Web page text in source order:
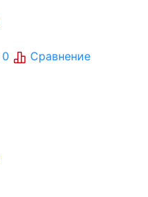
0 Сравнение